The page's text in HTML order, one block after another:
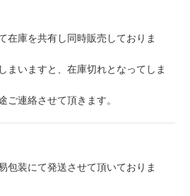
在庫を共有し同時販売しておりま
まいますと、在庫切れとなってしま
ご連絡させて頂きます。
包装にて発送させて頂いておりま